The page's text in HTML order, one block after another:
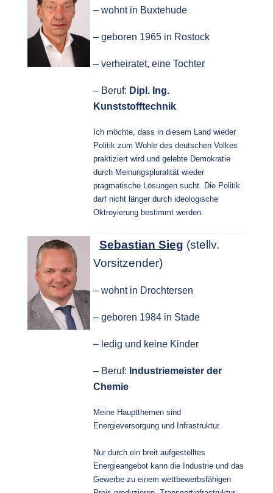
– wohnt in Buxtehude
– geboren 1965 in Rostock
– verheiratet, eine Tochter
– Beruf: Dipl. Ing.
Kunststofftechnik
Ich möchte, dass in diesem Land wieder
Politik zum Wohle des deutschen Volkes
praktiziert wird und gelebte Demokratie
durch Meinungspluralität wieder
pragmatische Lösungen sucht. Die Politik
darf nicht länger durch ideologische
Oktroyierung bestimmt werden.
Sebastian Sieg (stellv.
Vorsitzender)
– wohnt in Drochtersen
– geboren 1984 in Stade
– ledig und keine Kinder
– Beruf: Industriemeister der
Chemie
Meine Hauptthemen sind
Energieversorgung und Infrastruktur.
Nur durch ein breit aufgestelltes
Energieangebot kann die Industrie und das
Gewerbe zu einem wettbewerbsfähigen